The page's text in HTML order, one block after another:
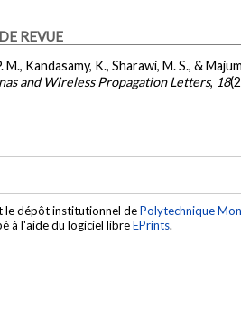
REVUE
M., Kandasamy, K., Sharawi, M. S., &
and Wireless Propagation Letters, 18
le dépôt institutionnel dePolytechnique
à l'aide du logiciel libreEPrints.